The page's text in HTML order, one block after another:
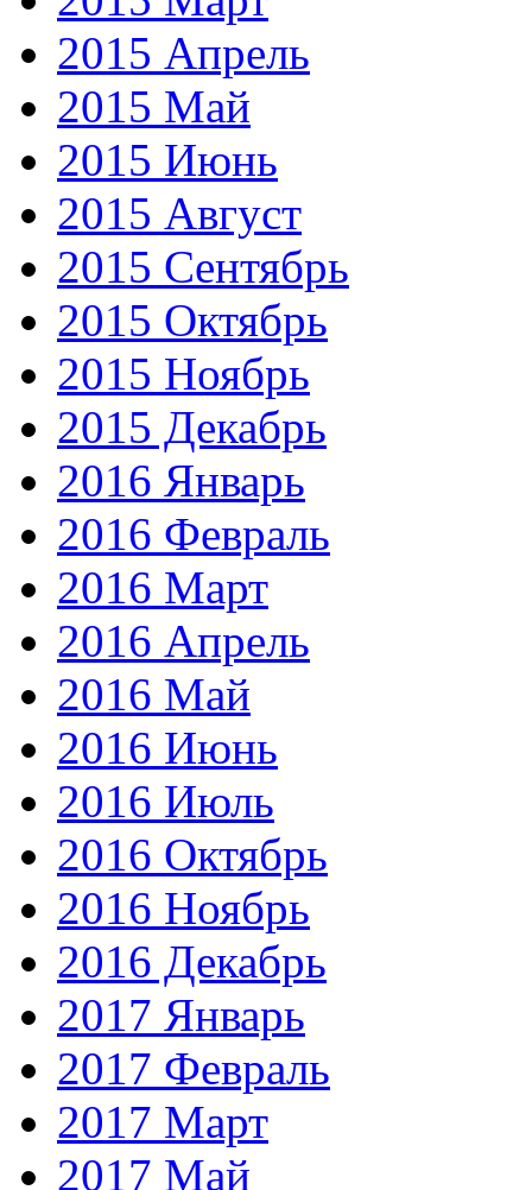
2015 Апрель
2015 Май
2015 Июнь
2015 Август
2015 Сентябрь
2015 Октябрь
2015 Ноябрь
2015 Декабрь
2016 Январь
2016 Февраль
2016 Март
2016 Апрель
2016 Май
2016 Июнь
2016 Июль
2016 Октябрь
2016 Ноябрь
2016 Декабрь
2017 Январь
2017 Февраль
2017 Март
2017 Май